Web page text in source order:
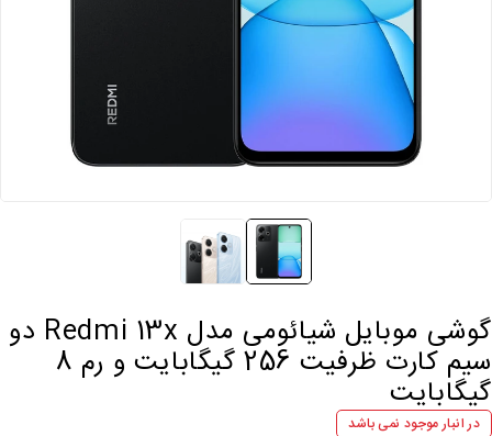
گوشی موبایل شیائومی مدل Redmi 13x دو
سیم کارت ظرفیت 256 گیگابایت و رم 8
در انبار موجود نمی باشد